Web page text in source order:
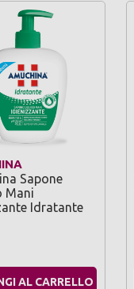
Sapone
Mani
Idratante
AL CARRELLO